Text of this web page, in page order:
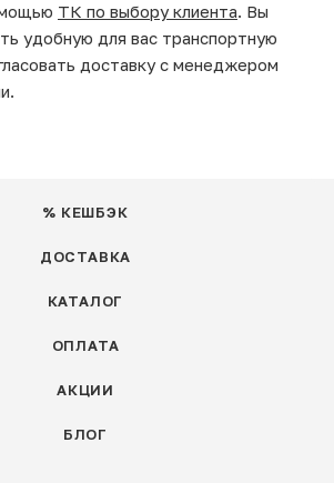
ТК по выбору клиента. Вы
удобную для вас транспортную
доставку с менеджером
% КЕШБЭК
ДОСТАВКА
КАТАЛОГ
ОПЛАТА
АКЦИИ
БЛОГ